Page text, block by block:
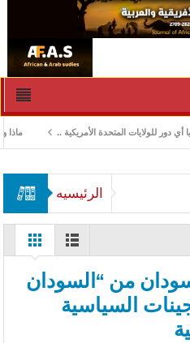
ماذا للولايات المتحدة الأمريكية ..
الرئيسيه
من “السودان
السياسية